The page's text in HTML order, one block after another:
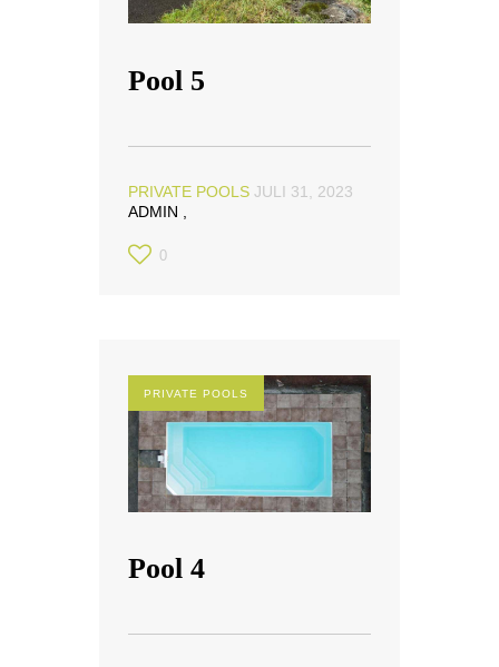
Pool 5
PRIVATE POOLS JULI 31, 2023
ADMIN
0
PRIVATE POOLS
Pool 4